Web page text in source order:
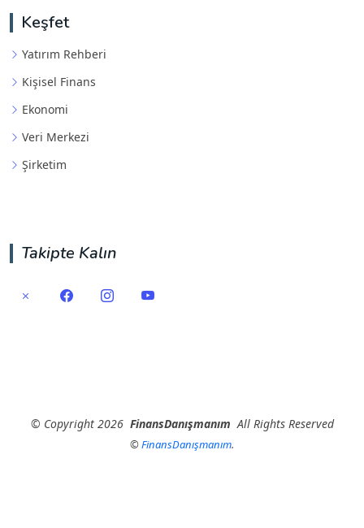
Keşfet
Yatırım Rehberi
Kişisel Finans
Ekonomi
Veri Merkezi
Şirketim
Takipte Kalın
© Copyright2026 FinansDanışmanım All Rights Reserved
©FinansDanışmanım.